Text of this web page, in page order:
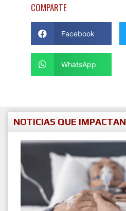
COMPARTE
Facebook
WhatsApp
NOTICIAS QUE IMPACTAN